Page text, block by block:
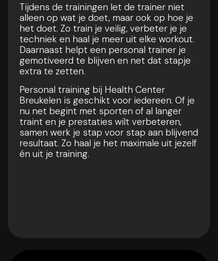
Tijdens de trainingen let de trainer niet
alleen op wat je doet, maar ook op hoe je
het doet. Zo train je veilig, verbeter je je
techniek en haal je meer uit elke workout.
Daarnaast helpt een personal trainer je
gemotiveerd te blijven en net dat stapje
extra te zetten.
Personal training bij Health Center
Breukelen is geschikt voor iedereen. Of je
nu net begint met sporten of al langer
traint en je prestaties wilt verbeteren,
samen werk je stap voor stap aan blijvend
resultaat. Zo haal je het maximale uit jezelf
én uit je training.